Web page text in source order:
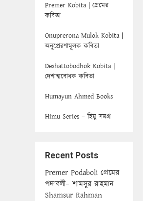
Premer Kobita | প্রেমের
কবিতা
Onuprerona Mulok Kobita |
অনুপ্রেরণামূলক কবিতা
Deshattobodhok Kobita |
দেশাত্মবোধক কবিতা
Humayun Ahmed Books
Himu Series – হিমু সমগ্র
Recent Posts
Premer Podaboli প্রেমের
পদাবলী– শামসুর রাহমান
Shamsur Rahman